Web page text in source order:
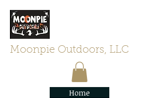
Moonpie Outdoors, LLC
Home